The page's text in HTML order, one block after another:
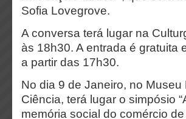
Sofia Lovegrove.
A conversa terá lugar na
às 18h30. A entrada é gratuita
a partir das 17h30.
No dia 9 de Janeiro, no
Ciência, terá lugar o simpósio
memória social do comércio de